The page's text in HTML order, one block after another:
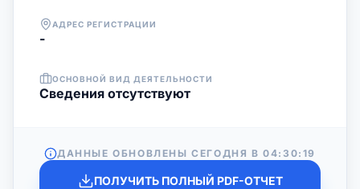
АДРЕС РЕГИСТРАЦИИ
-
ОСНОВНОЙ ВИД ДЕЯТЕЛЬНОСТИ
Cведения отсутствуют
ДАННЫЕ ОБНОВЛЕНЫ СЕГОДНЯ В04:30:19
ПОЛУЧИТЬ ПОЛНЫЙ PDF-ОТЧЕТ